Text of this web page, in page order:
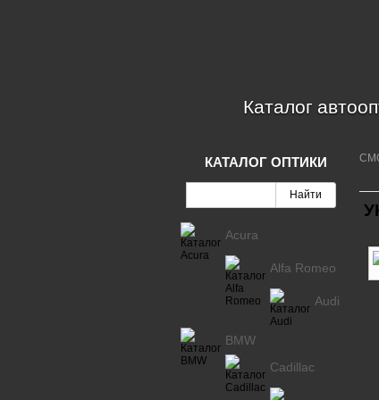
Каталог
КАТАЛОГ ОПТИКИ
Acura
Alfa Romeo
Audi
BMW
Cadillac